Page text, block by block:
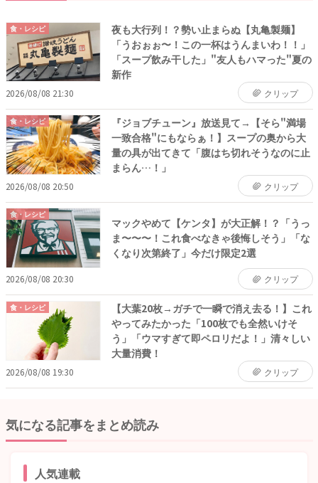
食・レシピ
夜も大行列！？勢い止まらぬ【丸亀製麺】
「うおぉぉ〜！この一杯はうんまいわ！！」
「スープ飲み干した」"友人もハマった"夏の
新作
2026/08/08 21:30 クリップ
食・レシピ
『ジョブチューン』放送見て→【そら"満場
一致合格"にもならぁ！】スープの奥から大
量の具が出てきて「腹はち切れそうなのに止
まらん…！」
2026/08/08 20:50 クリップ
食・レシピ
マックやめて【ケンタ】が大正解！？「うっ
ま〜〜〜！これ食べなきゃ後悔しそう」「な
くなり次第終了」今だけ限定2選
2026/08/08 20:30 クリップ
食・レシピ
【大葉20枚→ガチで一瞬で消え去る！】これ
やってみたかった「100枚でも全然いけそ
う」「ウマすぎて即ペロリだよ！」清々しい
大量消費！
2026/08/08 19:30 クリップ
気になる記事をまとめ読み
人気連載